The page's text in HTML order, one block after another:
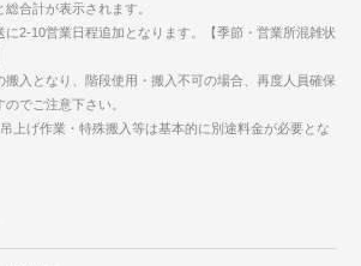
合計が表示されます。
に2-10営業日程追加となります。【季節・営業所混雑状
入となり、階段使用・搬入不可の場合、再度人員確保
でご注意下さい。
上げ作業・特殊搬入等は基本的に別途料金が必要とな